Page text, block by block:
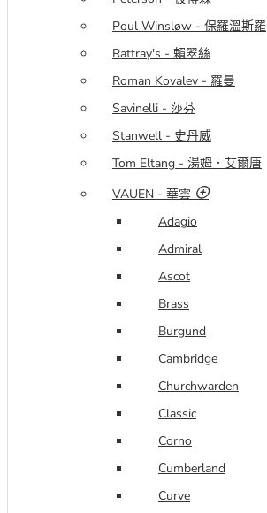
Poul Winsløw - 保羅溫斯羅
Rattray's - 賴翠絲
Roman Kovalev - 羅曼
Savinelli - 莎芬
Stanwell - 史丹威
Tom Eltang - 湯姆．艾爾唐
VAUEN - 華雲
Adagio
Admiral
Ascot
Brass
Burgund
Cambridge
Churchwarden
Classic
Corno
Cumberland
Curve